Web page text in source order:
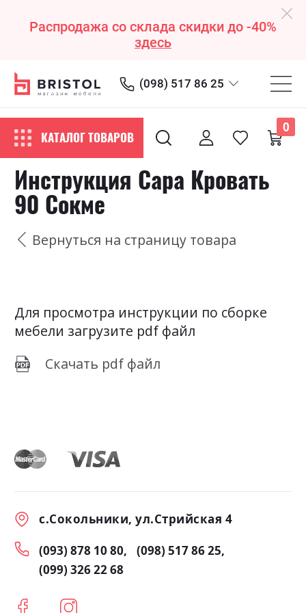
Распродажа со склада скидки до -40%
здесь
(098) 517 86 25
КАТАЛОГ ТОВАРОВ
0
Инструкция Сара Кровать
90 Сокме
Вернуться на страницу товара
Для просмотра инструкции по сборке
мебели загрузите pdf файл
Скачать pdf файл
с.Сокольники, ул.Стрийская 4
(093) 878 10 80
(098) 517 86 25
(099) 326 22 68